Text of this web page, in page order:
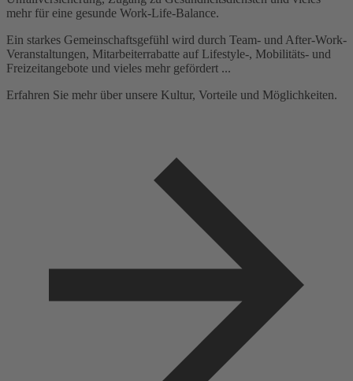
mehr für eine gesunde Work-Life-Balance.
Ein starkes Gemeinschaftsgefühl wird durch Team- und After-Work-
Veranstaltungen, Mitarbeiterrabatte auf Lifestyle-, Mobilitäts- und
Freizeitangebote und vieles mehr gefördert ...
Erfahren Sie mehr über unsere Kultur, Vorteile und Möglichkeiten.